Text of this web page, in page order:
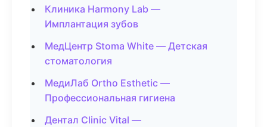
Клиника Harmony Lab —
Имплантация зубов
МедЦентр Stoma White — Детская
стоматология
МедиЛаб Ortho Esthetic —
Профессиональная гигиена
Дентал Clinic Vital —